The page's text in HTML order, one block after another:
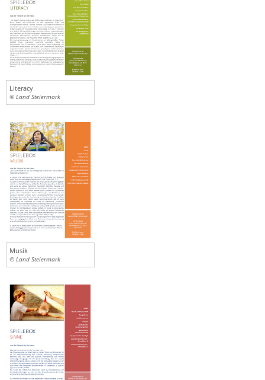
Literacy
© Land Steiermark
Musik
© Land Steiermark